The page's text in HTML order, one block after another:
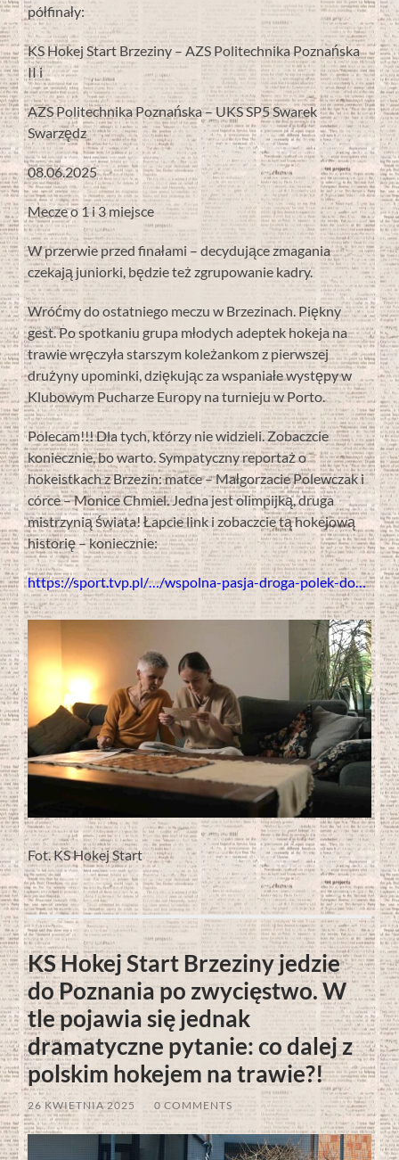
półfinały:
KS Hokej Start Brzeziny – AZS Politechnika Poznańska
II i
AZS Politechnika Poznańska – UKS SP5 Swarek
Swarzędz
08.06.2025
Mecze o 1 i 3 miejsce
W przerwie przed finałami – decydujące zmagania
czekają juniorki, będzie też zgrupowanie kadry.
Wróćmy do ostatniego meczu w Brzezinach. Piękny
gest. Po spotkaniu grupa młodych adeptek hokeja na
trawie wręczyła starszym koleżankom z pierwszej
drużyny upominki, dziękując za wspaniałe występy w
Klubowym Pucharze Europy na turnieju w Porto.
Polecam!!! Dla tych, którzy nie widzieli. Zobaczcie
koniecznie, bo warto. Sympatyczny reportaż o
hokeistkach z Brzezin: matce – Małgorzacie Polewczak i
córce – Monice Chmiel. Jedna jest olimpijką, druga
mistrzynią świata! Łapcie link i zobaczcie tą hokejową
historię – koniecznie:
https://sport.tvp.pl/…/wspolna-pasja-droga-polek-do…
Fot. KS Hokej Start
KS Hokej Start Brzeziny jedzie
do Poznania po zwycięstwo. W
tle pojawia się jednak
dramatyczne pytanie: co dalej z
polskim hokejem na trawie?!
26 KWIETNIA 2025 0 COMMENTS